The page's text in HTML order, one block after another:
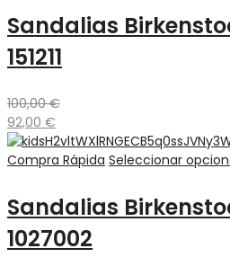
Sandalias
151211
100,00€
92,00 €
Compra Rápida Seleccionar
Sandalias
1027002